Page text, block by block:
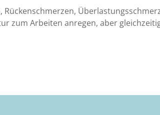
zum Arbeiten anregen, aber